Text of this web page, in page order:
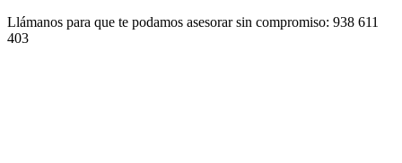
Llámanos para que te podamos asesorar sin compromiso: 938 611
403